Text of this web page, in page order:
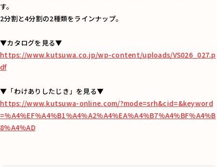
す。
2分割と4分割の2種類をラインナップ。
▼カタログを見る▼
https://www.kutsuwa.co.jp/wp-content/uploads/VS026_027.p
df
▼「わけありしたじき」を見る▼
https://www.kutsuwa-online.com/?mode=srh&cid=&keyword
=%A4%EF%A4%B1%A4%A2%A4%EA%A4%B7%A4%BF%A4%B
8%A4%AD